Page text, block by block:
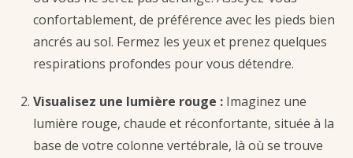
confortablement, de préférence avec les pieds bien
ancrés au sol. Fermez les yeux et prenez quelques
respirations profondes pour vous détendre.
Visualisez une lumière rouge : Imaginez une
lumière rouge, chaude et réconfortante, située à la
base de votre colonne vertébrale, là où se trouve